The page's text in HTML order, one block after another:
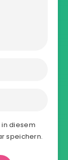
diesem
speichern.